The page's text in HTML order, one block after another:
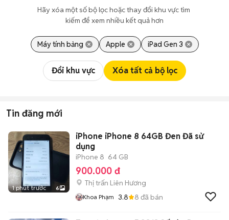
Hãy xóa một số bộ lọc hoặc thay đổi khu vực tìm
kiếm để xem nhiều kết quả hơn
Máy tính bảng Apple iPad Gen 3
Đổi khu vực Xóa tất cả bộ lọc
Tin đăng mới
1 phút trước 6
iPhone iPhone 8 64GB Đen Đã sử
dụng
iPhone 8 64 GB
900.000 đ
Thị trấn Liên Hương
Khoa Phạm 3.8 8 đã bán